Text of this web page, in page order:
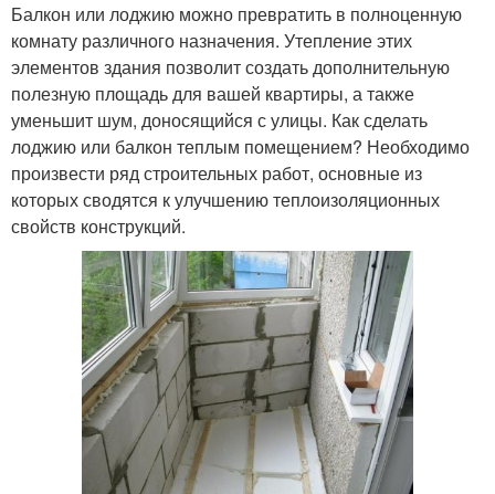
Балкон или лоджию можно превратить в полноценную
комнату различного назначения. Утепление этих
элементов здания позволит создать дополнительную
полезную площадь для вашей квартиры, а также
уменьшит шум, доносящийся с улицы. Как сделать
лоджию или балкон теплым помещением? Необходимо
произвести ряд строительных работ, основные из
которых сводятся к улучшению теплоизоляционных
свойств конструкций.